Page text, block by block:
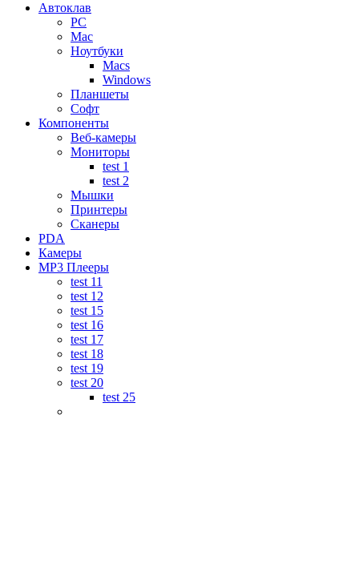
Автоклав
PC
Mac
Ноутбуки
Macs
Windows
Планшеты
Софт
Компоненты
Веб-камеры
Мониторы
test 1
test 2
Мышки
Принтеры
Сканеры
PDA
Камеры
MP3 Плееры
test 11
test 12
test 15
test 16
test 17
test 18
test 19
test 20
test 25